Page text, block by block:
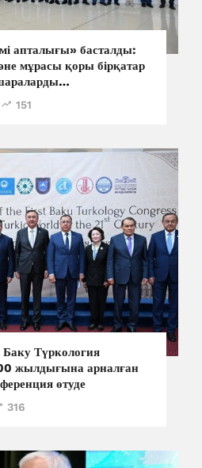
апталығы» басталды:
мұрасы қоры бірқатар
151
Түркология
жылдығына арналған
өтуде
316